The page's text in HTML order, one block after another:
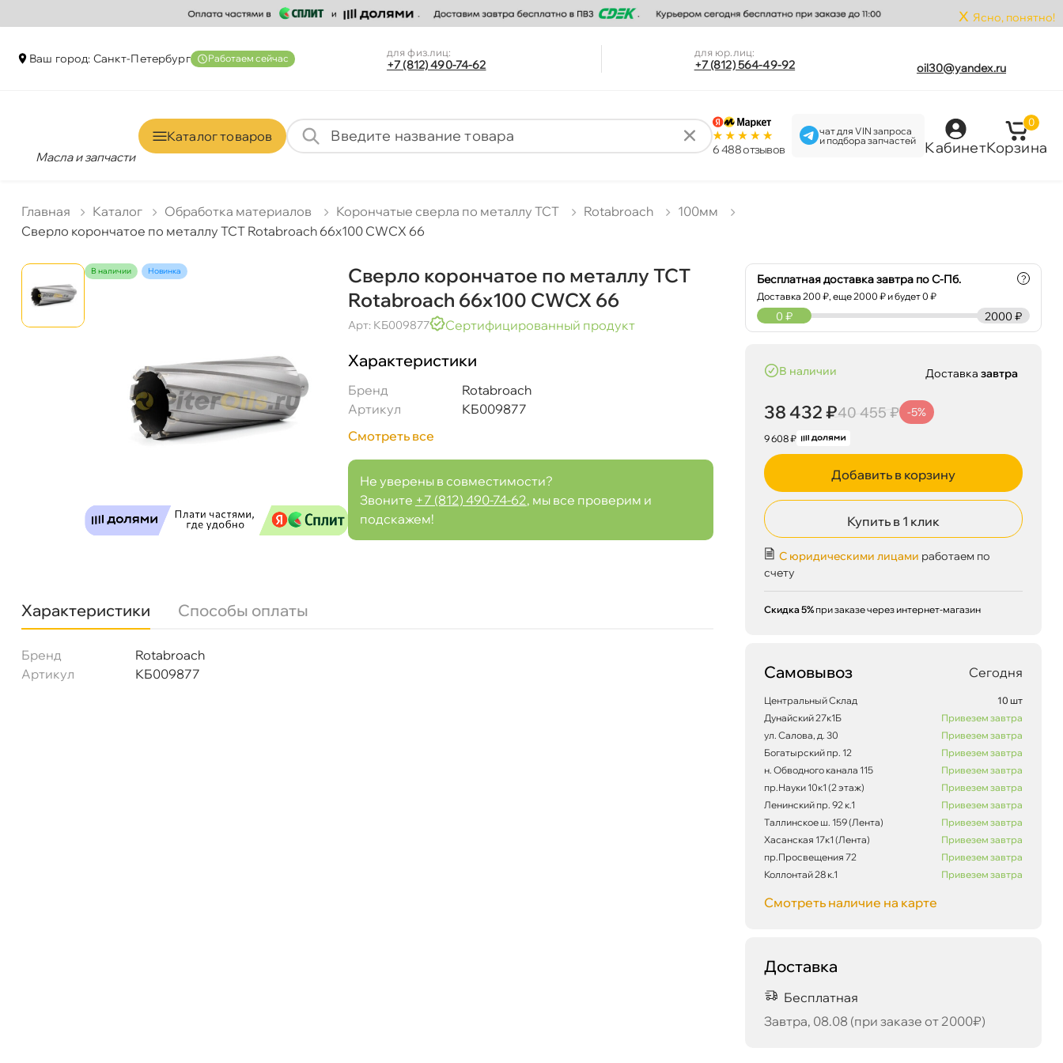
x Ясно, понятно!
аш город: Санкт-Петербур Работаем сейчас для физ.лиц:
+7 (812) 490-74-62
для юр.лиц:
+7 (812) 564-49-92 oil30@yandex.ru
Масла и запчасти
Каталог товаро
6 488 отзыво
чат для VIN запроса
и подбора запчастей
Кабинет
0
Корзина
Главная Катало Обработка материало Корончатые сверла по металлу TCT Rotabroach
100мм
Сверло корончатое по металлу TCT Rotabroach 66х100 CWCX 66
наличии Новинка
Сверло корончатое по металлу TCT
Rotabroach 66х100 CWCX 66
Арт: КБ009877 Сертифицированный продукт
Характеристики
Бренд
Rotabroach
Артикул
КБ009877
Смотреть все
Не уверены в совместимости?
Звоните +7 (812) 490-74-62, мы все проверим и
подскажем!
Характеристики Способы оплаты
Бренд
Rotabroach
Артикул
КБ009877
Бесплатная доставка завтра по С-Пб.
Доставка200 ₽, еще2000 ₽ и будет 0 ₽
?
2000 ₽
0 ₽
наличии
38 432 ₽40 455 ₽ -5%
9 608 ₽
Доставказавтра
Добавить в корзину
Купить в 1 клик
С юридическими лицами работаем по
счету
Скидка 5% при заказе через интернет-магазин
Самовывоз Сегодня
Центральный Склад
10 шт
Дунайский 27к1Б
Привезем завтра
ул. Салова, д. 30
Привезем завтра
Богатырский пр. 12
Привезем завтра
н. Обводного канала 115
Привезем завтра
пр.Науки 10к1 (2 этаж)
Привезем завтра
Ленинский пр. 92 к.1
Привезем завтра
Таллинское ш. 159 (Лента)
Привезем завтра
Хасанская 17к1 (Лента)
Привезем завтра
пр.Просвещения 72
Привезем завтра
Коллонтай 28 к.1
Привезем завтра
Смотреть наличие на карте
Доставка
Бесплатная
Завтра, 08.08 (при заказе от 2000₽)
38 432 ₽40 455 ₽ корзину
Сегодня, 07.08